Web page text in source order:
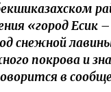
«город Есик –
снежной лавины
покрова и
в